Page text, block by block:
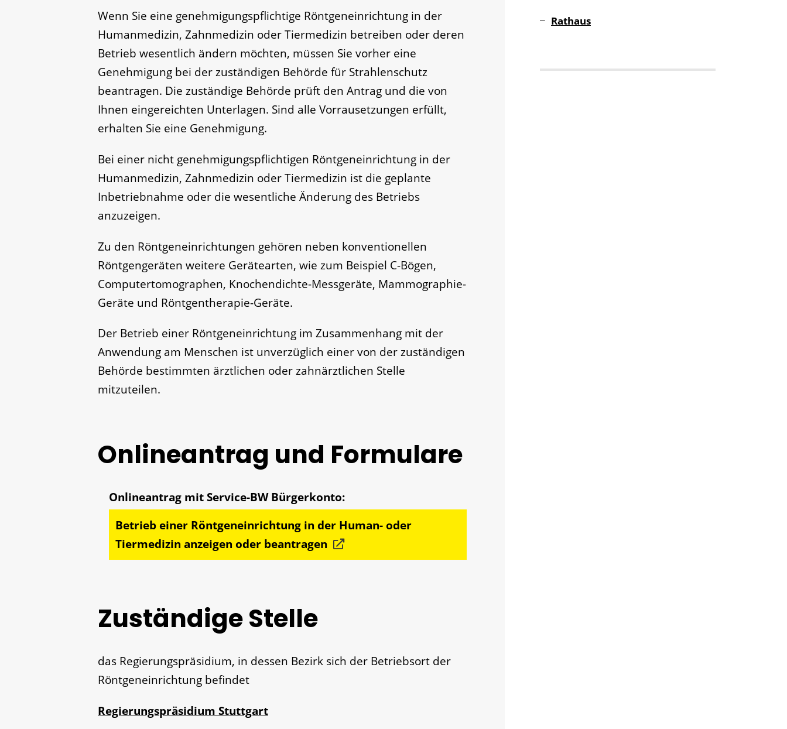
Wenn Sie eine genehmigungspflichtige Röntgeneinrichtung in der
Humanmedizin, Zahnmedizin oder Tiermedizin betreiben oder deren
Betrieb wesentlich ändern möchten, müssen Sie vorher eine
Genehmigung bei der zuständigen Behörde für Strahlenschutz
beantragen. Die zuständige Behörde prüft den Antrag und die von
Ihnen eingereichten Unterlagen. Sind alle Vorrausetzungen erfüllt,
erhalten Sie eine Genehmigung.
Bei einer nicht genehmigungspflichtigen Röntgeneinrichtung in der
Humanmedizin, Zahnmedizin oder Tiermedizin ist die geplante
Inbetriebnahme oder die wesentliche Änderung des Betriebs
anzuzeigen.
Zu den Röntgeneinrichtungen gehören neben konventionellen
Röntgengeräten weitere Gerätearten, wie zum Beispiel C-Bögen,
Computertomographen, Knochendichte-Messgeräte, Mammographie-
Geräte und Röntgentherapie-Geräte.
Der Betrieb einer Röntgeneinrichtung im Zusammenhang mit der
Anwendung am Menschen ist unverzüglich einer von der zuständigen
Behörde bestimmten ärztlichen oder zahnärztlichen Stelle
mitzuteilen.
Onlineantrag und Formulare
Betrieb einer Röntgeneinrichtung in der Human- oder
Tiermedizin anzeigen oder beantragen
Zuständige Stelle
das Regierungspräsidium, in dessen Bezirk sich der Betriebsort der
Röntgeneinrichtung befindet
Regierungspräsidium Stuttgart
Rathaus